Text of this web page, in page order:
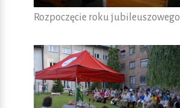
Rozpoczęcie roku jubileuszowego